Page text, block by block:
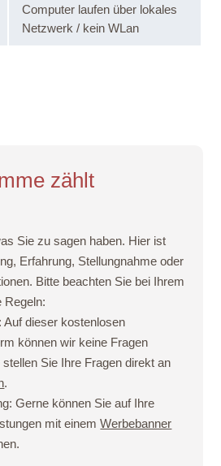
Computer laufen über lokales
Netzwerk / kein WLan
zählt
Sie zu sagen haben. Hier ist
Erfahrung, Stellungnahme oder
Bitte beachten Sie bei Ihrem
Regeln:
Auf dieser kostenlosen
können wir keine Fragen
Sie Ihre Fragen direkt an
.
Gerne können Sie auf Ihre
mit einemWerbebanner